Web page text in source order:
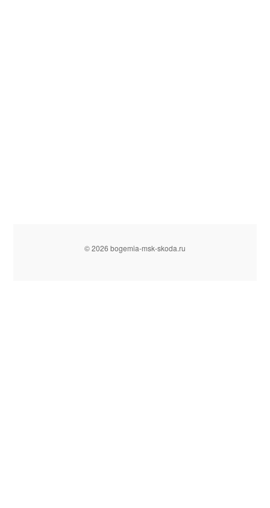
© 2026 bogemia-msk-skoda.ru